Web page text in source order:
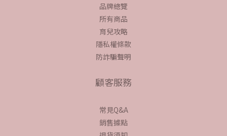
品牌總覽
所有商品
育兒攻略
隱私權條款
防詐騙聲明
顧客服務
常見Q&A
銷售據點